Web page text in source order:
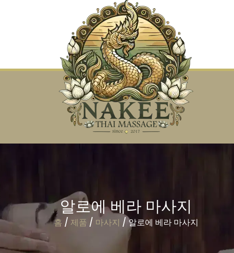
알로에 베라 마사지
홈 / 제품 / 마사지 / 알로에 베라 마사지